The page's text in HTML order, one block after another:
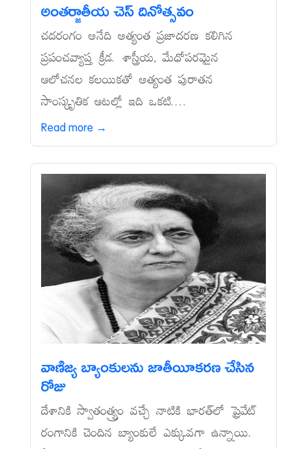
అంతర్జాతీయ చెస్‌ దినోత్సవం
చదరంగం అనేది అత్యంత ప్రజాదరణ కలిగిన
ప్రపంచవ్యాప్త క్రీడ. శాస్త్రీయ, మేధోపరమైన
ఆలోచనల కలయికతో అత్యంత పురాతన
సాంస్కృతిక ఆటల్లో ఇది ఒకటి....
Read more →
వాణిజ్య బ్యాంకులను జాతీయీకరణ చేసిన
రోజు
దేశానికి స్వాతంత్య్రం వచ్చే నాటికి భారత్‌లో ప్రైవేట్‌
రంగానికి చెందిన బ్యాంకులే ఎక్కువగా ఉన్నాయి.